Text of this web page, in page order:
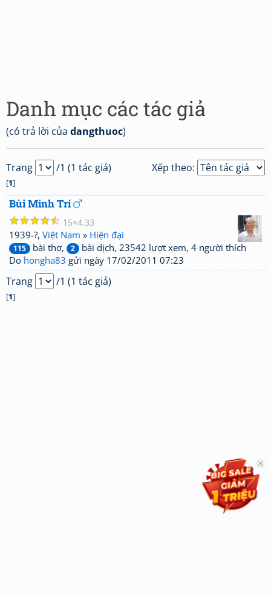
Danh mục các tác giả
(có trả lời của dangthuoc)
Xếp theo:
Trang /1 (1 tác giả)
[1]
Bùi Minh Trí
☆
☆
☆
☆
☆ 15 4.33
1939-?, Việt Nam » Hiện đại
115 bài thơ, 2
bài dịch, 23542 lượt xem, 4 người thích
Do hongha83 gửi ngày 17/02/2011 07:23
Trang /1 (1 tác giả)
[1]